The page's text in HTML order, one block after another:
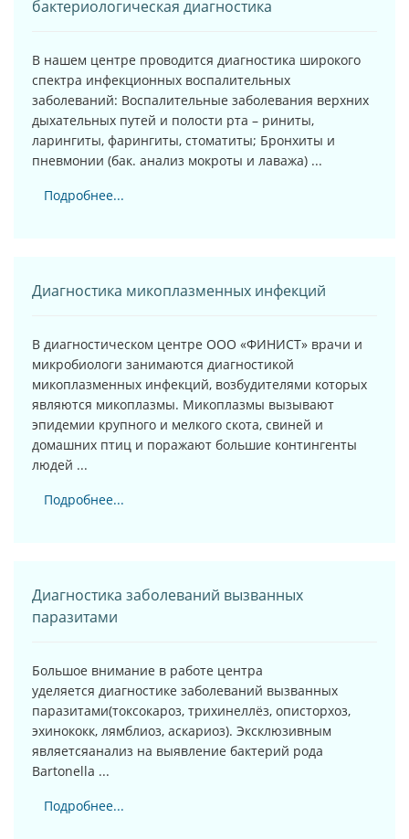
бактериологическая диагностика
В нашем центре проводится диагностика широкого
спектра инфекционных воспалительных
заболеваний: Воспалительные заболевания верхних
дыхательных путей и полости рта – риниты,
ларингиты, фарингиты, стоматиты; Бронхиты и
пневмонии (бак. анализ мокроты и лаважа) ...
Подробнее...
Диагностика микоплазменных инфекций
В диагностическом центре ООО «ФИНИСТ» врачи и
микробиологи занимаются диагностикой
микоплазменных инфекций, возбудителями которых
являются микоплазмы. Микоплазмы вызывают
эпидемии крупного и мелкого скота, свиней и
домашних птиц и поражают большие контингенты
людей ...
Подробнее...
Диагностика заболеваний вызванных
паразитами
Большое внимание в работе центра
уделяется диагностике заболеваний вызванных
паразитами(токсокароз, трихинеллёз, описторхоз,
эхинококк, лямблиоз, аскариоз). Эксклюзивным
являетсяанализ на выявление бактерий рода
Bartonella ...
Подробнее...